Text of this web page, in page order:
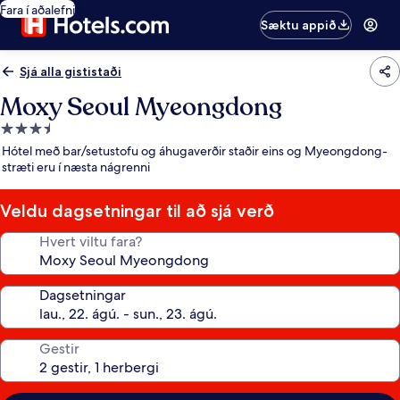
Fara í aðalefni
Sæktu appið
Sjá alla gististaði
Moxy Seoul Myeongdong
3.5
stjörnu
gististaður
Hótel með bar/setustofu og áhugaverðir staðir eins og Myeongdong-
stræti eru í næsta nágrenni
Veldu dagsetningar til að sjá verð
Hvert viltu fara?
Dagsetningar
Gestir